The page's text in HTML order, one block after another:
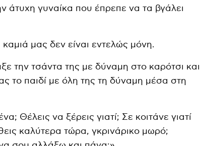
γυναίκα που έπρεπε να τα βγάλει
καμιά μας δεν είναι εντελώς μόνη.
την τσάντα της με δύναμη στο καρότσι και
το παιδί με όλη της τη δύναμη μέσα στη
Θέλεις να ξέρεις γιατί; Σε κοιτάνε γιατί
καλύτερα τώρα, γκρινάρικο μωρό;